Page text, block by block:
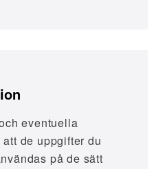
eventuella
de uppgifter du
på de sätt